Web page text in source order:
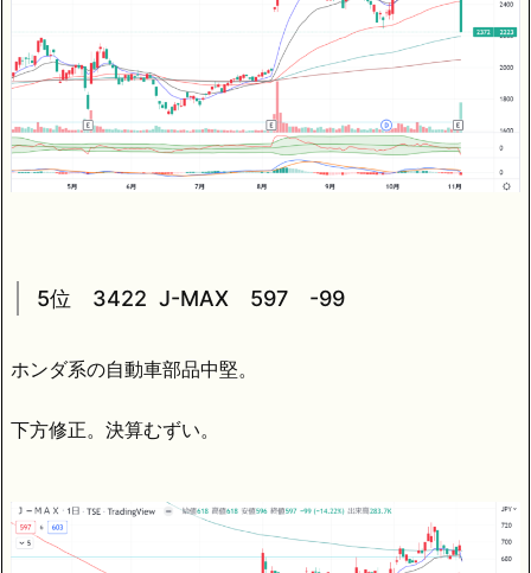
5位 3422 J-MAX 597 -99
ホンダ系の自動車部品中堅。
下方修正。決算むずい。